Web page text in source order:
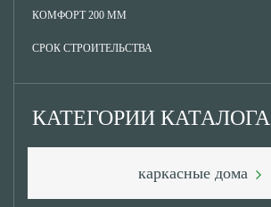
КОМФОРТ 200 ММ
СРОК СТРОИТЕЛЬСТВА
КАТЕГОРИИ КАТАЛОГА
каркасные дома